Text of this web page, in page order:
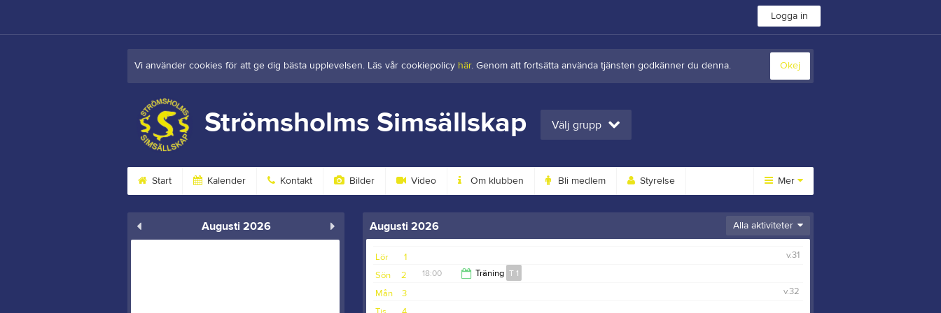
Logga in
Vi använder cookies för att ge dig bästa upplevelsen. Läs vår cookiepolicy här. Genom att fortsätta använda tjänsten godkänner du denna. Okej
Strömsholms Simsällskap Välj grupp
Start Kalender Kontakt Bilder Video Om klubben Bli medlem Styrelse Mer
Augusti 2026 Augusti 2026 Alla aktiviteter
1
Lör
v.31
2
Sön 18:00 Träning T 1
3
Mån
v.32